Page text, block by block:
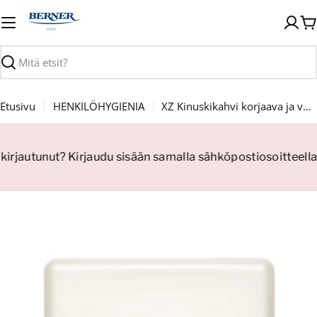
sisältöön
Haku
Etusivu HENKILÖHYGIENIA XZ Kinuskikahvi korjaava ja vahvistava hoitoaine 200ml
Kirjaudu sisään samalla sähköpostiosoitteella